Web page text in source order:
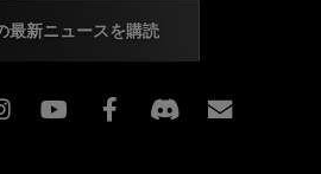
最新ニュースを購読
Instagram Facebook